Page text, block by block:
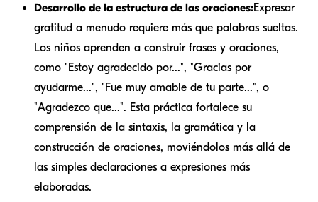
Desarrollo de la estructura de las oraciones:Expresar
gratitud a menudo requiere más que palabras sueltas.
Los niños aprenden a construir frases y oraciones,
como "Estoy agradecido por...", "Gracias por
ayudarme...", "Fue muy amable de tu parte...", o
"Agradezco que...". Esta práctica fortalece su
comprensión de la sintaxis, la gramática y la
construcción de oraciones, moviéndolos más allá de
las simples declaraciones a expresiones más
elaboradas.